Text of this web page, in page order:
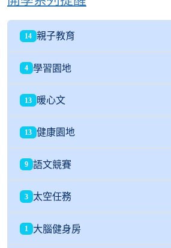
14 親子教育
4 學習園地
13 暖心文
13 健康園地
9 語文競賽
3 太空任務
1 大腦健身房